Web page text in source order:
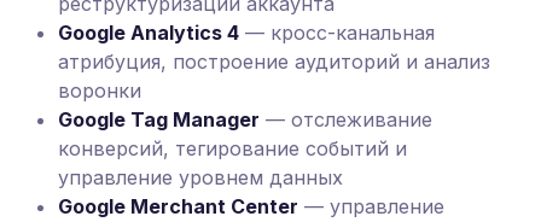
Google Analytics 4 — кросс-канальная
атрибуция, построение аудиторий и анализ
воронки
Google Tag Manager — отслеживание
конверсий, тегирование событий и
управление уровнем данных
Google Merchant Center — управление